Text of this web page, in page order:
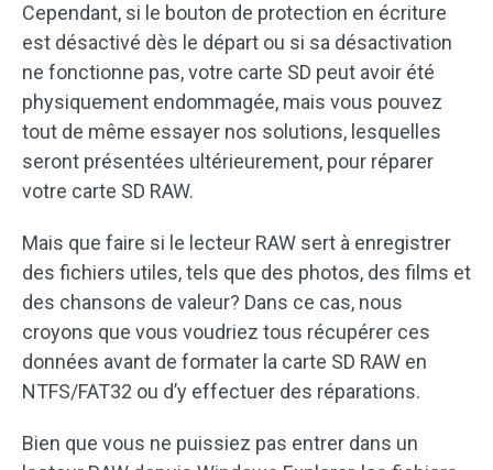
Cependant, si le bouton de protection en écriture
est désactivé dès le départ ou si sa désactivation
ne fonctionne pas, votre carte SD peut avoir été
physiquement endommagée, mais vous pouvez
tout de même essayer nos solutions, lesquelles
seront présentées ultérieurement, pour réparer
votre carte SD RAW.
Mais que faire si le lecteur RAW sert à enregistrer
des fichiers utiles, tels que des photos, des films et
des chansons de valeur? Dans ce cas, nous
croyons que vous voudriez tous récupérer ces
données avant de formater la carte SD RAW en
NTFS/FAT32 ou d’y effectuer des réparations.
Bien que vous ne puissiez pas entrer dans un